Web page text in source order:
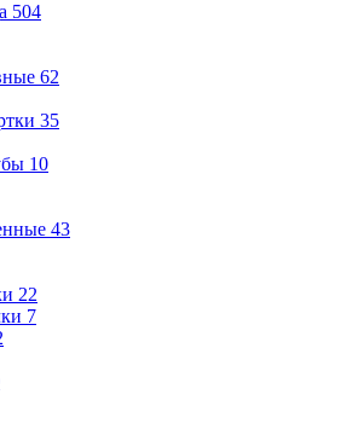
504
62
35
10
43
22
7